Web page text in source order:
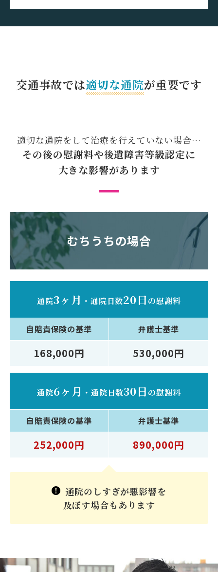
交通事故では適切な通院が重要です
適切な通院をして治療を行えていない場合…
その後の慰謝料や後遺障害等級認定に
大きな影響があります
むちうちの場合
通院3ヶ月 ・ 通院日数20日の慰謝料
自賠責保険の基準 弁護士基準
168,000円 530,000円
通院6ヶ月 ・ 通院日数30日の慰謝料
自賠責保険の基準 弁護士基準
252,000円 890,000円
通院のしすぎが悪影響を
及ぼす場合もあります